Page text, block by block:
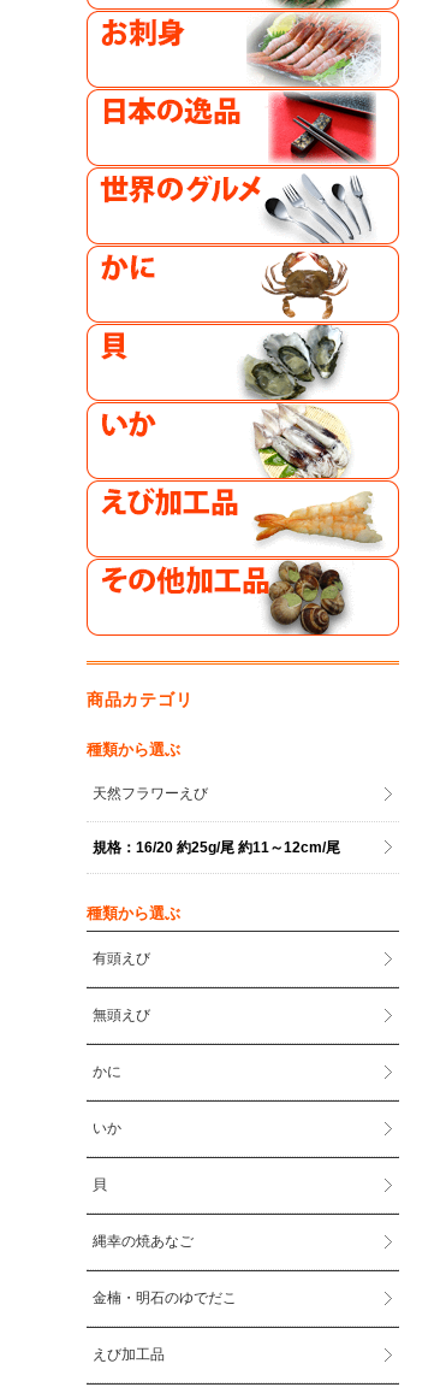
商品カテゴリ
種類から選ぶ
天然フラワーえび
規格：16/20 約25g/尾 約11～12cm/尾
種類から選ぶ
有頭えび
無頭えび
かに
いか
貝
縄幸の焼あなご
金楠・明石のゆでだこ
えび加工品